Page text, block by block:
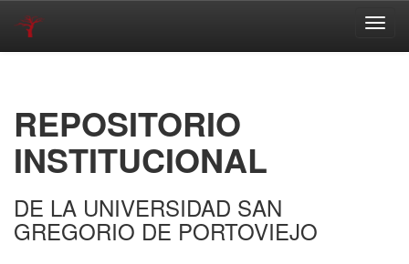
REPOSITORIO
INSTITUCIONAL
DE LA UNIVERSIDAD SAN
GREGORIO DE PORTOVIEJO